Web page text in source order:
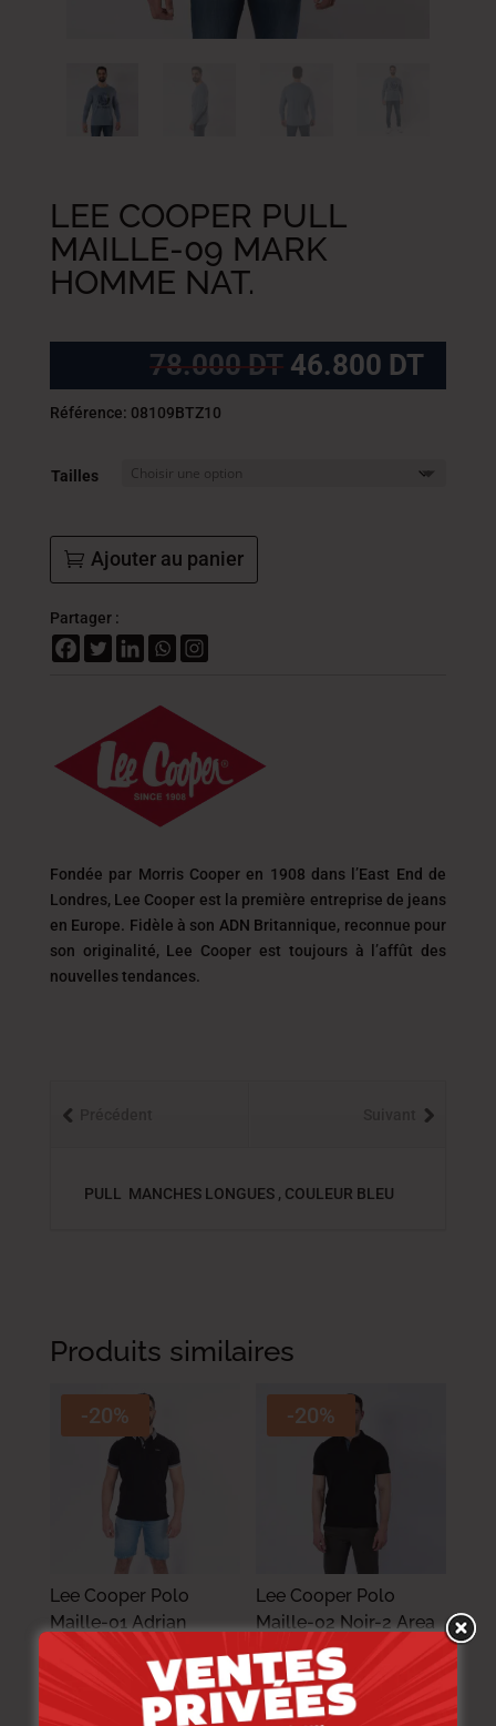
LEE COOPER PULL
MAILLE-09 MARK
HOMME NAT.
78.000DT Le
prix
46.800 DTLe
prix
Référence: 08109BTZ10
Tailles
Ajouter au panier
Partager :
Fondée par Morris Cooper en 1908 dans l’East End de
Londres, Lee Cooper est la première entreprise de jeans
en Europe. Fidèle à son ADN Britannique, reconnue pour
son originalité, Lee Cooper est toujours à l’affût des
nouvelles tendances.
PULL MANCHES LONGUES , COULEUR BLEU
Produits similaires
-20%
Lee Cooper Polo
Maille-01 Adrian
-20%
Lee Cooper Polo
Maille-02 Noir-2 Area
Homme Nat.
87.000DT
69.600DT